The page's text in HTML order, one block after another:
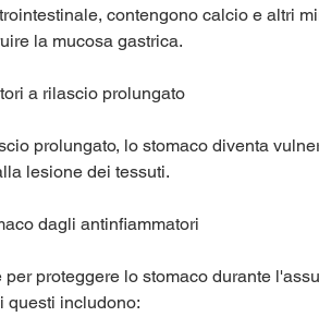
contengono calcio e altri
la mucosa gastrica.
a rilascio prolungato
prolungato, lo stomaco diventa
lesione dei tessuti.
dagli antinfiammatori
proteggere lo stomaco durante
questi includono: